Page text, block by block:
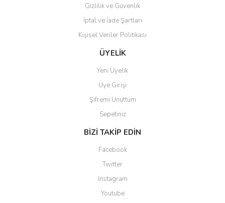
Gizlilik ve Güvenlik
İptal ve İade Şartları
Kişisel Veriler Politikası
ÜYELİK
Yeni Üyelik
Üye Girişi
Şifremi Unuttum
Sepetiniz
BİZİ TAKİP EDİN
Facebook
Twitter
Instagram
Youtube